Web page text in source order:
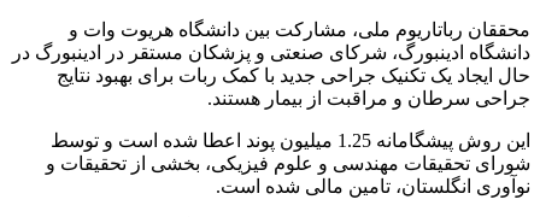
محققان رباتاریوم ملی، مشارکت بین دانشگاه هریوت وات و
دانشگاه ادینبورگ، شرکای صنعتی و پزشکان مستقر در ادینبورگ در
حال ایجاد یک تکنیک جراحی جدید با کمک ربات برای بهبود نتایج
جراحی سرطان و مراقبت از بیمار هستند.
این روش پیشگامانه 1.25 میلیون پوند اعطا شده است و توسط
شورای تحقیقات مهندسی و علوم فیزیکی، بخشی از تحقیقات و
نوآوری انگلستان، تامین مالی شده است.